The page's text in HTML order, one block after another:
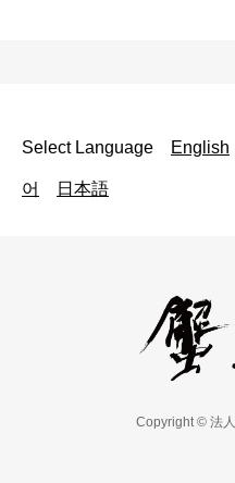
Select Language English
어 日本語
Copyright © 法